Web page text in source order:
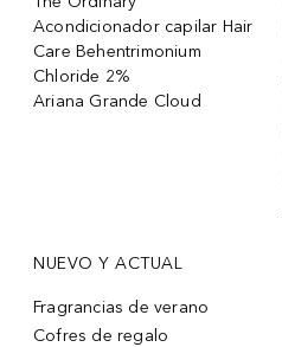
Acondicionador capilar Hair
Care Behentrimonium
Chloride 2%
Ariana Grande Cloud
NUEVO Y ACTUAL
Fragrancias de verano
Cofres de regalo